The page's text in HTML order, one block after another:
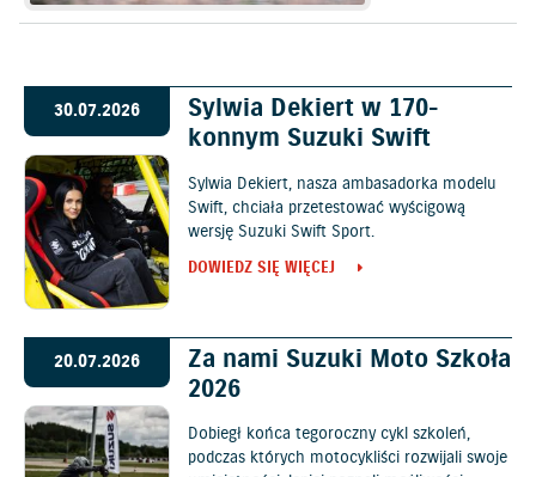
30.07.2026
Sylwia Dekiert w 170-
konnym Suzuki Swift
Sylwia Dekiert, nasza ambasadorka modelu
Swift, chciała przetestować wyścigową
wersję Suzuki Swift Sport.
DOWIEDZ SIĘ WIĘCEJ
20.07.2026
Za nami Suzuki Moto Szkoła
2026
Dobiegł końca tegoroczny cykl szkoleń,
podczas których motocykliści rozwijali swoje